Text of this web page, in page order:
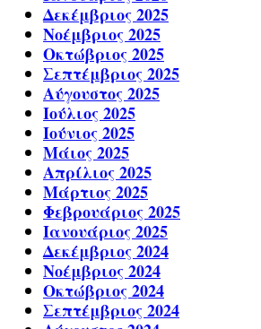
Δεκέμβριος 2025
Νοέμβριος 2025
Οκτώβριος 2025
Σεπτέμβριος 2025
Αύγουστος 2025
Ιούλιος 2025
Ιούνιος 2025
Μάιος 2025
Απρίλιος 2025
Μάρτιος 2025
Φεβρουάριος 2025
Ιανουάριος 2025
Δεκέμβριος 2024
Νοέμβριος 2024
Οκτώβριος 2024
Σεπτέμβριος 2024